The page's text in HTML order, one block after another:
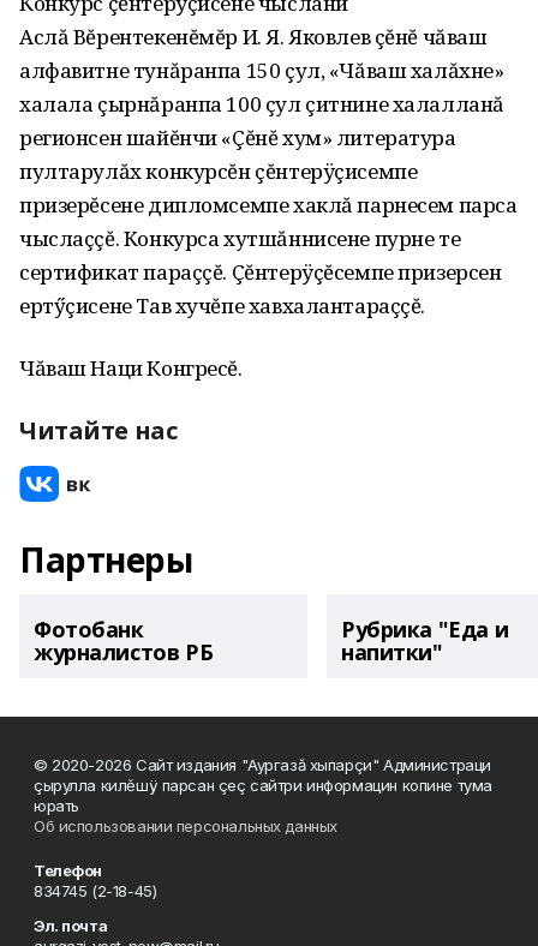
Аслă Вĕрентекенĕмĕр И. Я. Яковлев çĕнĕ чăваш
алфавитне тунăранпа 150 çул, «Чăваш халăхне»
халала çырнăранпа 100 çул çитнине халалланă
регионсен шайĕнчи «Çĕнĕ хум» литература
пултарулăх конкурсĕн çĕнтерÿçисемпе
призерĕсене дипломсемпе хаклă парнесем парса
чыслаççĕ. Конкурса хутшăннисене пурне те
сертификат параççĕ. Çĕнтерÿçĕсемпе призерсен
ертӳçисене Тав хучĕпе хавхалантараççĕ.
Чăваш Наци Конгресĕ.
Читайте нас
Партнеры
Фотобанк
журналистов РБ
Рубрика "Еда и
напитки"
© 2020-2026 Сайт издания "Аургазă хыпарçи" Администраци
çырулла килĕшÿ парсан çеç сайтри информацин копине тума
юрать
Об использовании персональных данных
Телефон
834745 (2-18-45)
Эл. почта